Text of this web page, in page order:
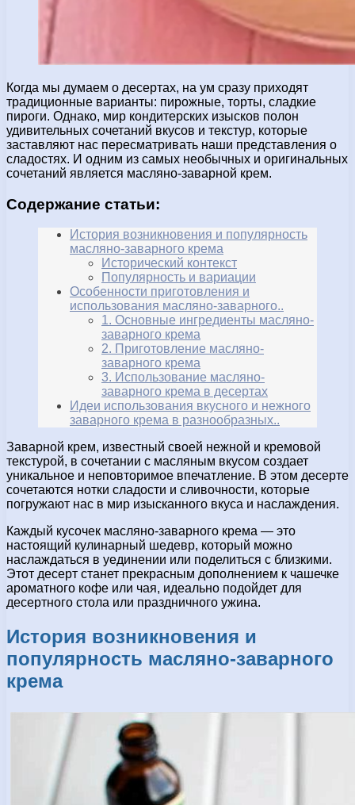
Когда мы думаем о десертах, на ум сразу приходят
традиционные варианты: пирожные, торты, сладкие
пироги. Однако, мир кондитерских изысков полон
удивительных сочетаний вкусов и текстур, которые
заставляют нас пересматривать наши представления о
сладостях. И одним из самых необычных и оригинальных
сочетаний является масляно-заварной крем.
Содержание статьи:
История возникновения и популярность
масляно-заварного крема
Исторический контекст
Популярность и вариации
Особенности приготовления и
использования масляно-заварного..
1. Основные ингредиенты масляно-
заварного крема
2. Приготовление масляно-
заварного крема
3. Использование масляно-
заварного крема в десертах
Идеи использования вкусного и нежного
заварного крема в разнообразных..
Заварной крем, известный своей нежной и кремовой
текстурой, в сочетании с масляным вкусом создает
уникальное и неповторимое впечатление. В этом десерте
сочетаются нотки сладости и сливочности, которые
погружают нас в мир изысканного вкуса и наслаждения.
Каждый кусочек масляно-заварного крема — это
настоящий кулинарный шедевр, который можно
наслаждаться в уединении или поделиться с близкими.
Этот десерт станет прекрасным дополнением к чашечке
ароматного кофе или чая, идеально подойдет для
десертного стола или праздничного ужина.
История возникновения и
популярность масляно-заварного
крема